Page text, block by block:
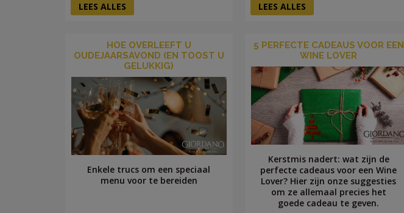
LEES ALLES LEES ALLES
HOE OVERLEEFT U
OUDEJAARSAVOND (EN TOOST U
GELUKKIG)
Enkele trucs om een speciaal
menu voor te bereiden
5 PERFECTE CADEAUS VOOR EEN
WINE LOVER
Kerstmis nadert: wat zijn de
perfecte cadeaus voor een Wine
Lover? Hier zijn onze suggesties
om ze allemaal precies het
goede cadeau te geven.